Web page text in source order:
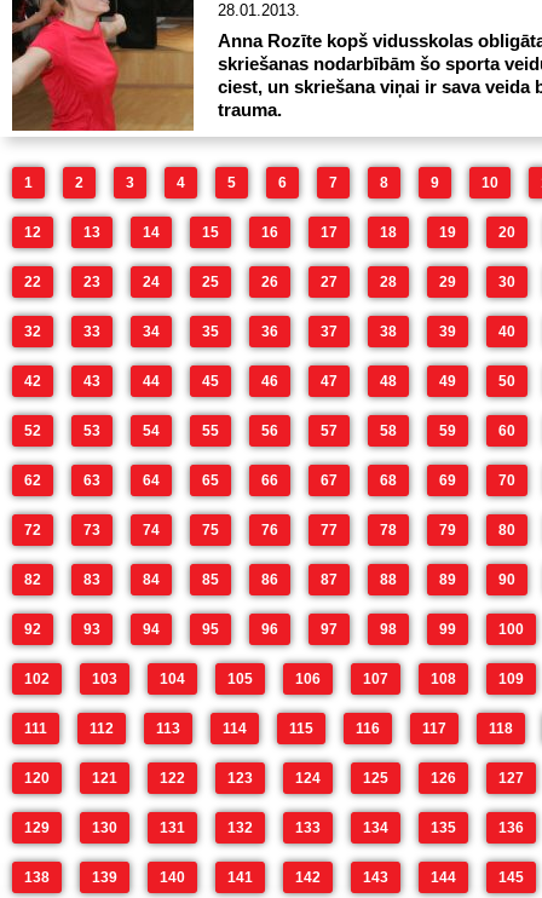
28.01.2013.
Anna Rozīte kopš vidusskolas
skriešanas nodarbībām šo sporta
ciest, un skriešana viņai ir sava veida
trauma.
1 2 3 4 5 6 7 8 9 10
12 13 14 15 16 17 18 19 20
22 23 24 25 26 27 28 29 30
32 33 34 35 36 37 38 39 40
42 43 44 45 46 47 48 49 50
52 53 54 55 56 57 58 59 60
62 63 64 65 66 67 68 69 70
72 73 74 75 76 77 78 79 80
82 83 84 85 86 87 88 89 90
92 93 94 95 96 97 98 99 100
102 103 104 105 106 107 108 109
111 112 113 114 115 116 117 118
120 121 122 123 124 125 126 127
129 130 131 132 133 134 135 136
138 139 140 141 142 143 144 145